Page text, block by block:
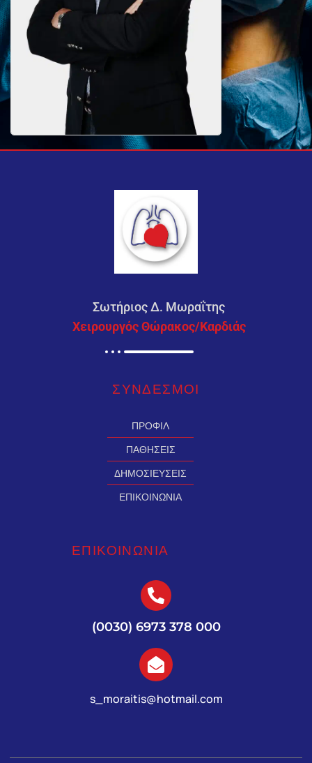
Σωτήριος Δ. Μωραΐτης
Χειρουργός Θώρακος/Καρδιάς
ΣΥΝΔΕΣMΟΙ
ΠΡΟΦΙΛ
ΠΑΘΗΣΕΙΣ
ΔΗΜΟΣΙΕΥΣΕΙΣ
ΕΠΙΚΟΙΝΩΝΙΑ
ΕΠΙΚΟΙΝΩΝΙΑ
(0030) 6973 378 000
s_moraitis@hotmail.com